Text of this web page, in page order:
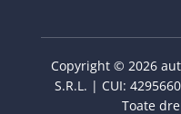
Copyright © 2026
S.R.L. | CUI:
Toate